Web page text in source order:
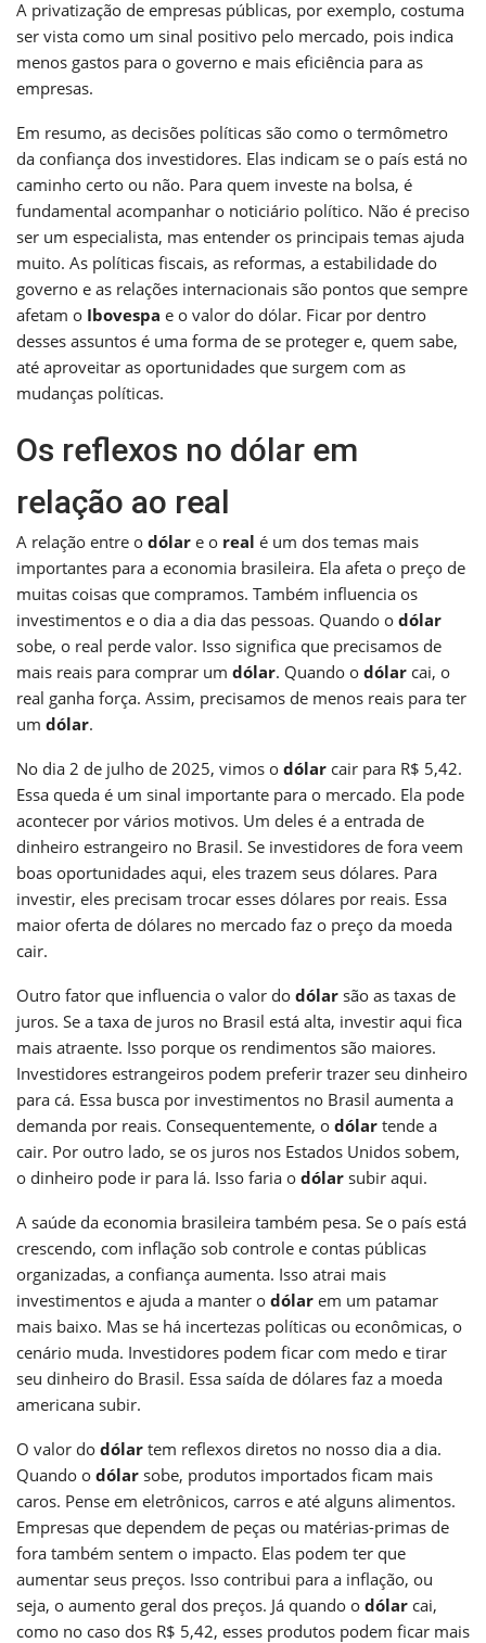
A privatização de empresas públicas, por exemplo, costuma
ser vista como um sinal positivo pelo mercado, pois indica
menos gastos para o governo e mais eficiência para as
empresas.
Em resumo, as decisões políticas são como o termômetro
da confiança dos investidores. Elas indicam se o país está no
caminho certo ou não. Para quem investe na bolsa, é
fundamental acompanhar o noticiário político. Não é preciso
ser um especialista, mas entender os principais temas ajuda
muito. As políticas fiscais, as reformas, a estabilidade do
governo e as relações internacionais são pontos que sempre
afetam o Ibovespa e o valor do dólar. Ficar por dentro
desses assuntos é uma forma de se proteger e, quem sabe,
até aproveitar as oportunidades que surgem com as
mudanças políticas.
Os reflexos no dólar em
relação ao real
A relação entre o dólar e o real é um dos temas mais
importantes para a economia brasileira. Ela afeta o preço de
muitas coisas que compramos. Também influencia os
investimentos e o dia a dia das pessoas. Quando o dólar
sobe, o real perde valor. Isso significa que precisamos de
mais reais para comprar um dólar. Quando o dólar cai, o
real ganha força. Assim, precisamos de menos reais para ter
um dólar.
No dia 2 de julho de 2025, vimos o dólar cair para R$ 5,42.
Essa queda é um sinal importante para o mercado. Ela pode
acontecer por vários motivos. Um deles é a entrada de
dinheiro estrangeiro no Brasil. Se investidores de fora veem
boas oportunidades aqui, eles trazem seus dólares. Para
investir, eles precisam trocar esses dólares por reais. Essa
maior oferta de dólares no mercado faz o preço da moeda
cair.
Outro fator que influencia o valor do dólar são as taxas de
juros. Se a taxa de juros no Brasil está alta, investir aqui fica
mais atraente. Isso porque os rendimentos são maiores.
Investidores estrangeiros podem preferir trazer seu dinheiro
para cá. Essa busca por investimentos no Brasil aumenta a
demanda por reais. Consequentemente, o dólar tende a
cair. Por outro lado, se os juros nos Estados Unidos sobem,
o dinheiro pode ir para lá. Isso faria o dólar subir aqui.
A saúde da economia brasileira também pesa. Se o país está
crescendo, com inflação sob controle e contas públicas
organizadas, a confiança aumenta. Isso atrai mais
investimentos e ajuda a manter o dólar em um patamar
mais baixo. Mas se há incertezas políticas ou econômicas, o
cenário muda. Investidores podem ficar com medo e tirar
seu dinheiro do Brasil. Essa saída de dólares faz a moeda
americana subir.
O valor do dólar tem reflexos diretos no nosso dia a dia.
Quando o dólar sobe, produtos importados ficam mais
caros. Pense em eletrônicos, carros e até alguns alimentos.
Empresas que dependem de peças ou matérias-primas de
fora também sentem o impacto. Elas podem ter que
aumentar seus preços. Isso contribui para a inflação, ou
seja, o aumento geral dos preços. Já quando o dólar cai,
como no caso dos R$ 5,42, esses produtos podem ficar mais